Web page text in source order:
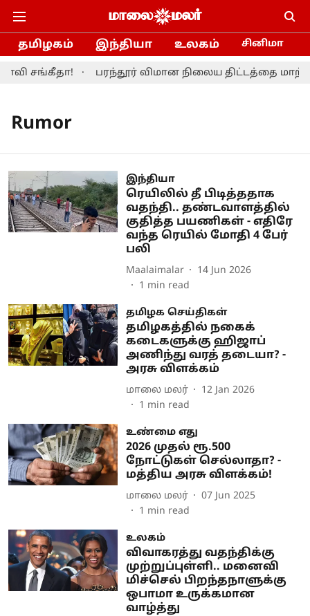
தமிழகம் இந்தியா உலகம் சினிமா
சங்கீதா! பரந்தூர் விமான நிலைய திட்டத்தை
Rumor
இந்தியா
ரெயிலில் தீ பிடித்ததாக
வதந்தி.. தண்டவாளத்தில்
குதித்த பயணிகள் - எதிரே
வந்த ரெயில் மோதி 4 பேர்
பலி
Maalaimalar
14 Jun 2026
1 min read
தமிழக செய்திகள்
தமிழகத்தில் நகைக்
கடைகளுக்கு ஹிஜாப்
அணிந்து வரத் தடையா? -
அரசு விளக்கம்
மாலை மலர்
12 Jan 2026
1 min read
உண்மை எது
2026 முதல் ரூ.500
நோட்டுகள் செல்லாதா? -
மத்திய அரசு விளக்கம்!
மாலை மலர்
07 Jun 2025
1 min read
உலகம்
விவாகரத்து வதந்திக்கு
முற்றுப்புள்ளி.. மனைவி
மிச்செல் பிறந்தநாளுக்கு
ஒபாமா உருக்கமான
வாழ்த்து